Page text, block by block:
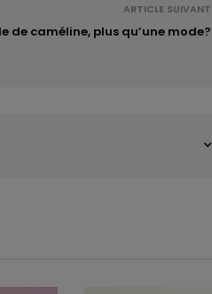
ARTICLE SUIVANT
de caméline, plus qu’une mode?